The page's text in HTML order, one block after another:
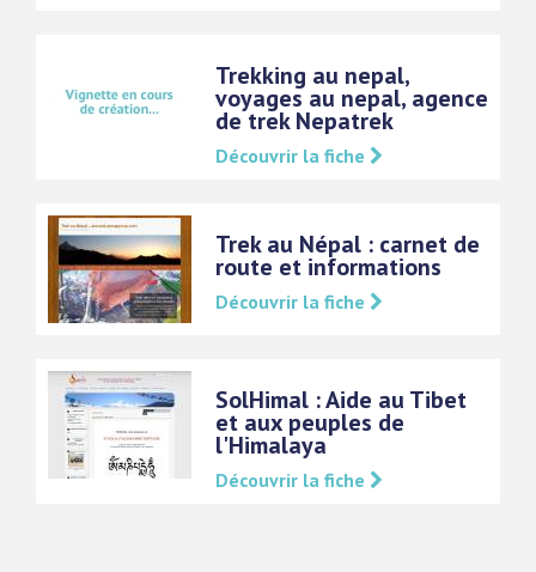
Trekking au nepal,
voyages au nepal, agence
de trek Nepatrek
Découvrir la fiche
Trek au Népal : carnet de
route et informations
Découvrir la fiche
SolHimal : Aide au Tibet
et aux peuples de
l'Himalaya
Découvrir la fiche